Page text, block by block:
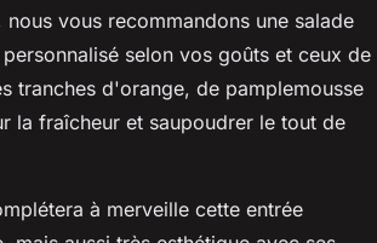
nous vous recommandons une salade
selon vos goûts et ceux de
tranches d'orange, de pamplemousse
la fraîcheur et saupoudrer le tout de
à merveille cette entrée